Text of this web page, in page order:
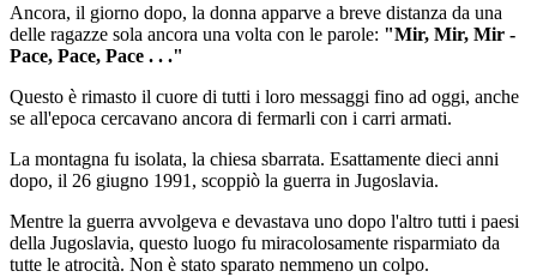
Ancora, il giorno dopo, la donna apparve a breve distanza da una
delle ragazze sola ancora una volta con le parole: "Mir, Mir, Mir -
Pace, Pace, Pace . . ."
Questo è rimasto il cuore di tutti i loro messaggi fino ad oggi, anche
se all'epoca cercavano ancora di fermarli con i carri armati.
La montagna fu isolata, la chiesa sbarrata. Esattamente dieci anni
dopo, il 26 giugno 1991, scoppiò la guerra in Jugoslavia.
Mentre la guerra avvolgeva e devastava uno dopo l'altro tutti i paesi
della Jugoslavia, questo luogo fu miracolosamente risparmiato da
tutte le atrocità. Non è stato sparato nemmeno un colpo.